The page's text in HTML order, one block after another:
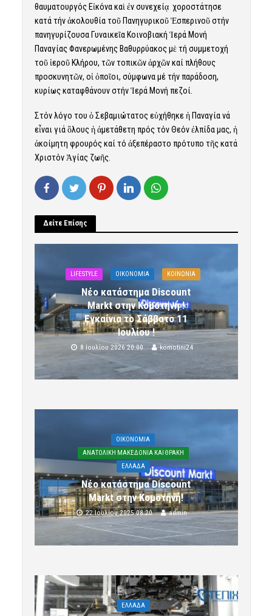
θαυματουργός Εἰκόνα καὶ ἐν συνεχείᾳ χοροστάτησε
κατά τήν ἀκολουθία τοῦ Πανηγυρικοῦ Ἑσπερινοῦ στήν
πανηγυρίζουσα Γυναικεῖα Κοινοβιακή Ἱερά Μονή
Παναγίας Φανερωμένης Βαθυρρύακος μὲ τή συμμετοχή
τοῦ ἱεροῦ Κλήρου, τῶν τοπικῶν ἀρχῶν καί πλήθους
προσκυνητῶν, οἱ ὁποῖοι, σύμφωνα μέ τήν παράδοση,
κυρίως καταφθάνουν στήν Ἱερά Μονή πεζοί.
Στόν λόγο του ὁ Σεβαμιώτατοςεὐχήθηκε ἡ Παναγία νά
εἶναι γιά ὃλους ἡ ἀμετάθετη πρός τόν Θεόν ἐλπίδα μας, ἡ
ἀκοίμητη φρουρός καί τό ἀξεπέραστο πρότυπο τῆς κατά
Χριστόν Ἁγίας ζωῆς.
Δείτε Επίσης
LIFESTYLE OIKONOMIA ΚΟΙΝΩΝΙΑ
Νέο κατάστημα Discount
Markt στην Κομοτηνή !
Εγκαίνια το Σάββατο 11
Ιουλίου !
8 Ιουλίου 2026 20:00 komotini24
OIKONOMIA
ΑΝΑΤΟΛΙΚΗ ΜΑΚΕΔΟΝΙΑ ΚΑΙ ΘΡΑΚΗ
ΕΛΛΑΔΑ
Νέο κατάστημα Discount
Markt στην Κομοτηνή!
22 Ιουλίου 2025 08:20 admin
ΕΛΛΑΔΑ